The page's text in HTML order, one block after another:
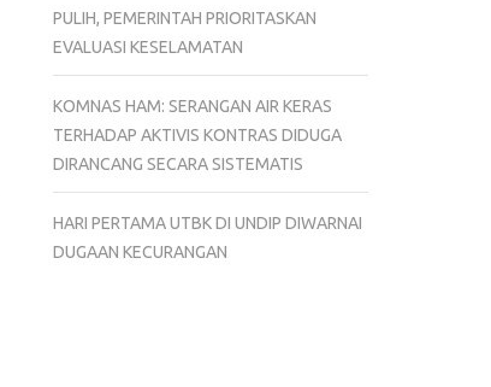
PULIH, PEMERINTAH PRIORITASKAN
EVALUASI KESELAMATAN
KOMNAS HAM: SERANGAN AIR KERAS
TERHADAP AKTIVIS KONTRAS DIDUGA
DIRANCANG SECARA SISTEMATIS
HARI PERTAMA UTBK DI UNDIP DIWARNAI
DUGAAN KECURANGAN